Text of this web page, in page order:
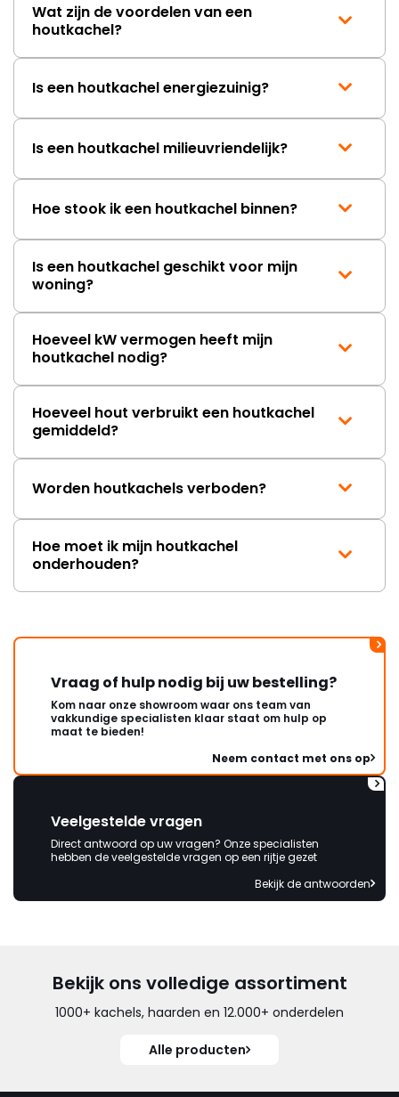
Wat zijn de voordelen van een
houtkachel?
Is een houtkachel energiezuinig?
Is een houtkachel milieuvriendelijk?
Hoe stook ik een houtkachel binnen?
Is een houtkachel geschikt voor mijn
woning?
Hoeveel kW vermogen heeft mijn
houtkachel nodig?
Hoeveel hout verbruikt een houtkachel
gemiddeld?
Worden houtkachels verboden?
Hoe moet ik mijn houtkachel
onderhouden?
Vraag of hulp nodig bij uw bestelling?
Kom naar onze showroom waar ons team van
vakkundige specialisten klaar staat om hulp op
maat te bieden!
Neem contact met ons op
Veelgestelde vragen
Direct antwoord op uw vragen? Onze specialisten
hebben de veelgestelde vragen op een rijtje gezet
Bekijk de antwoorden
Bekijk ons volledige assortiment
1000+ kachels, haarden en 12.000+ onderdelen
Alle producten